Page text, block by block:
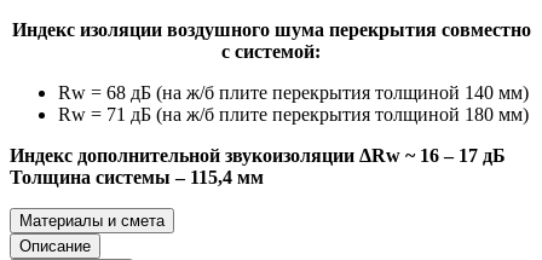
Индекс изоляции воздушного шума перекрытия совместно
с системой:
Rw = 68 дБ (на ж/б плите перекрытия толщиной 140 мм)
Rw = 71 дБ (на ж/б плите перекрытия толщиной 180 мм)
Индекс дополнительной звукоизоляции ΔRw ~ 16 – 17 дБ
Толщина системы – 115,4 мм
Материалы и смета
Описание